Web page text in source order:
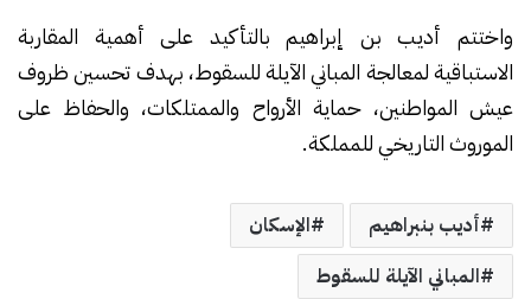
واختتم أديب بن إبراهيم بالتأكيد على أهمية المقاربة
الاستباقية لمعالجة المباني الآيلة للسقوط، بهدف تحسين ظروف
عيش المواطنين، حماية الأرواح والممتلكات، والحفاظ على
الموروث التاريخي للمملكة.
أديب بنبراهيم
الإسكان
المباني الآيلة للسقوط